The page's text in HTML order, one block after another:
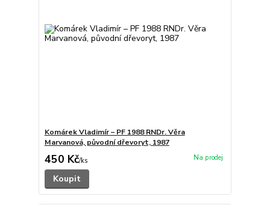
Komárek Vladimír – PF 1988 RNDr. Věra
Marvanová, původní dřevoryt, 1987
450 Kč/ks
Koupit